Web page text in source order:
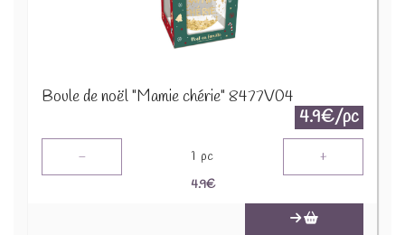
Boule de noël "Mamie chérie" 8477V04
4.9€/pc
- 1 pc +
4.9€